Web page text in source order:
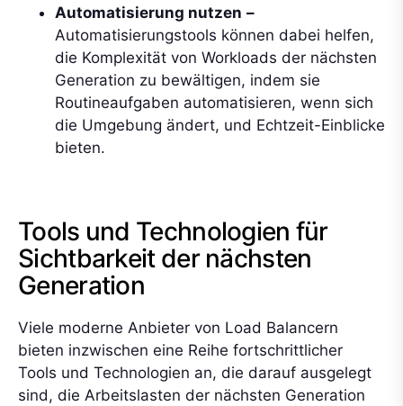
Automatisierung nutzen –
Automatisierungstools können dabei helfen,
die Komplexität von Workloads der nächsten
Generation zu bewältigen, indem sie
Routineaufgaben automatisieren, wenn sich
die Umgebung ändert, und Echtzeit-Einblicke
bieten.
Tools und Technologien für
Sichtbarkeit der nächsten
Generation
Viele moderne Anbieter von Load Balancern
bieten inzwischen eine Reihe fortschrittlicher
Tools und Technologien an, die darauf ausgelegt
sind, die Arbeitslasten der nächsten Generation